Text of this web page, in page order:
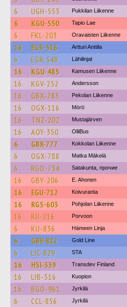
6 UGH-553 Pukkilan Liikenne
6 KGU-550 Tapio Lae
6 FKL-203 Oravaisten Liikenne
16 EGS-516 Artturi Anttila
6 EGR-548 Lähilinjat
16 KGU-485 Kamusen Liikenne
16 KGV-252 Andersson
16 GBX-783 Pekolan Liikenne
16 OGX-116 Mörö
16 TNZ-202 Mustajärven
16 AOY-350 OlliBus
6 GBX-777 Kokkolan Liikenne
6 OGX-788 Matka Mäkelä
6 RGO-734 Satakunta, прочие
16 GBY-206 E. Ahonen
16 EGU-712 Koivuranta
16 RGS-603 Pohjolan Liikenne
16 RJI-216 Porvoon
6 KIJ-836 Hämeen Linja
6 GBV-812 Gold Line
6 LIC-829 STA
16 HSI-339 Transdev Finland
16 LIB-516 Kuopion
16 BGO-961 Jyrkilä
6 CCL-856 Jyrkilä